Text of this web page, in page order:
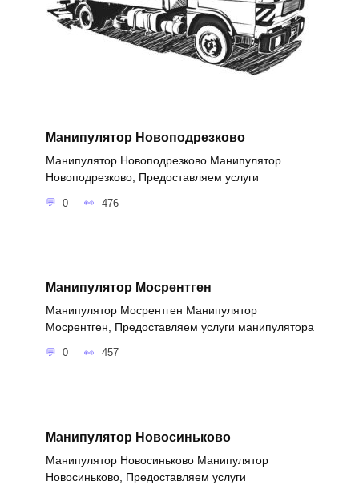
Манипулятор Новоподрезково
Манипулятор Новоподрезково Манипулятор
Новоподрезково, Предоставляем услуги
0 476
Манипулятор Мосрентген
Манипулятор Мосрентген Манипулятор
Мосрентген, Предоставляем услуги манипулятора
0 457
Манипулятор Новосиньково
Манипулятор Новосиньково Манипулятор
Новосиньково, Предоставляем услуги